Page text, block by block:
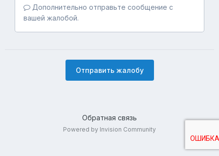
Дополнительно отправьте сообщение с
вашей жалобой.
Отправить жалобу
Обратная связь
Powered by Invision Community